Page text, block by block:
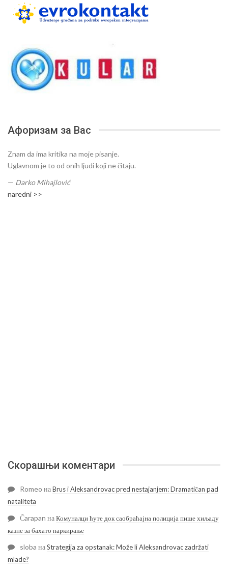
Афоризам за Вас
Znam da ima kritika na moje pisanje.
Uglavnom je to od onih ljudi koji ne čitaju.
— Darko Mihajlović
naredni >>
Скорашњи коментари
Romeo наBrus i Aleksandrovac pred nestajanjem: Dramatičan pad
nataliteta
Čarapan наКомуналци ћуте док саобраћајна полиција пише хиљаду
казне за бахато паркирање
sloba наStrategija za opstanak: Može li Aleksandrovac zadržati
mlade?